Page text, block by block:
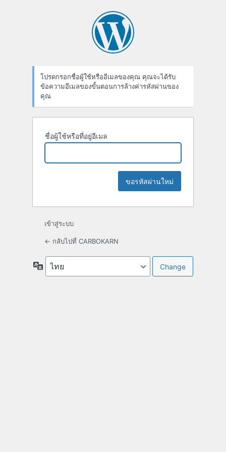
โปรดกรอกชื่อผู้ใช้หรืออีเมลของคุณ คุณจะได้รับ
ข้อความอีเมลของขั้นตอนการล้างค่ารหัสผ่านของ
คุณ
ชื่อผู้ใช้หรือที่อยู่อีเมล
เข้าสู่ระบบ
← กลับไปที่ CARBOKARN
ภาษา